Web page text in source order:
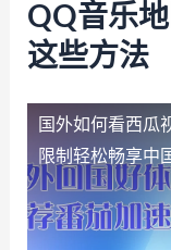
QQ音乐
这些方法
国外如何看西瓜
限制轻松畅享中